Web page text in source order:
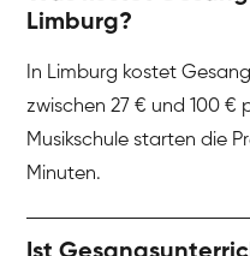
Limburg?
In Limburg kostet
zwischen 27 € und 100 €
Musikschule starten die
Minuten.